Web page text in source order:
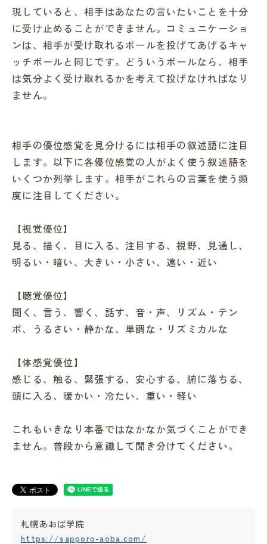
現していると、相手はあなたの言いたいことを十分
に受け止めることができません。コミュニケーショ
ンは、相手が受け取れるボールを投げてあげるキャ
ッチボールと同じです。どういうボールなら、相手
は気分よく受け取れるかを考えて投げなければなり
ません。
相手の優位感覚を見分けるには相手の叙述語に注目
します。以下に各優位感覚の人がよく使う叙述語を
いくつか列挙します。相手がこれらの言葉を使う頻
度に注目してください。
【視覚優位】
見る、描く、目に入る、注目する、視野、見通し、
明るい・暗い、大きい・小さい、遠い・近い
【聴覚優位】
聞く、言う、響く、話す、音・声、リズム・テン
ポ、うるさい・静かな、単調な・リズミカルな
【体感覚優位】
感じる、触る、緊張する、安心する、腑に落ちる、
頭に入る、暖かい・冷たい、重い・軽い
これもいきなり本番ではなかなか気づくことができ
ません。普段から意識して聞き分けてください。
札幌あおば学院
https://sapporo-aoba.com/